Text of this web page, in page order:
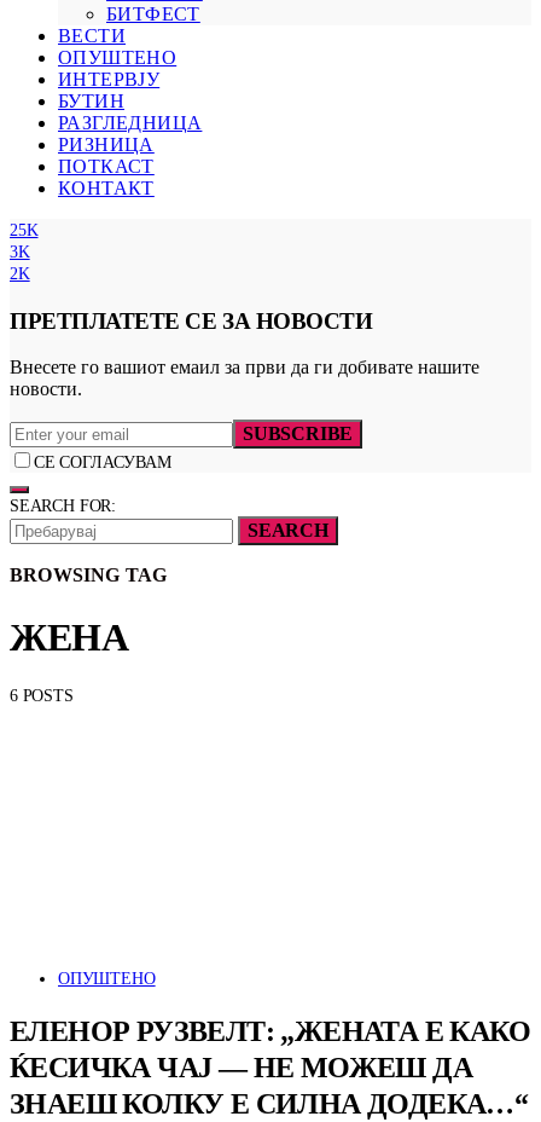
БИТФЕСТ
ВЕСТИ
ОПУШТЕНО
ИНТЕРВЈУ
БУТИН
РАЗГЛЕДНИЦА
РИЗНИЦА
ПОТКАСТ
КОНТАКТ
25K
3K
2K
ПРЕТПЛАТЕТЕ СЕ ЗА НОВОСТИ
Внесете го вашиот емаил за први да ги добивате нашите
новости.
SUBSCRIBE
СЕ СОГЛАСУВАМ
SEARCH FOR:
SEARCH
BROWSING TAG
ЖЕНА
6 POSTS
ОПУШТЕНО
ЕЛЕНОР РУЗВЕЛТ: „ЖЕНАТА Е КАКО
ЌЕСИЧКА ЧАЈ — НЕ МОЖЕШ ДА
ЗНАЕШ КОЛКУ Е СИЛНА ДОДЕКА…“